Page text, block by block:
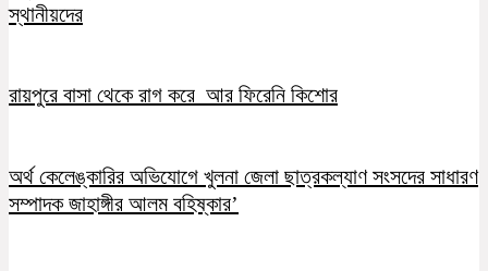
স্থানীয়দের
রায়পুরে বাসা থেকে রাগ করে আর ফিরেনি কিশোর
অর্থ কেলেঙ্কারির অভিযোগে খুলনা জেলা ছাত্রকল্যাণ সংসদের সাধারণ
সম্পাদক জাহাঙ্গীর আলম বহিষ্কার’